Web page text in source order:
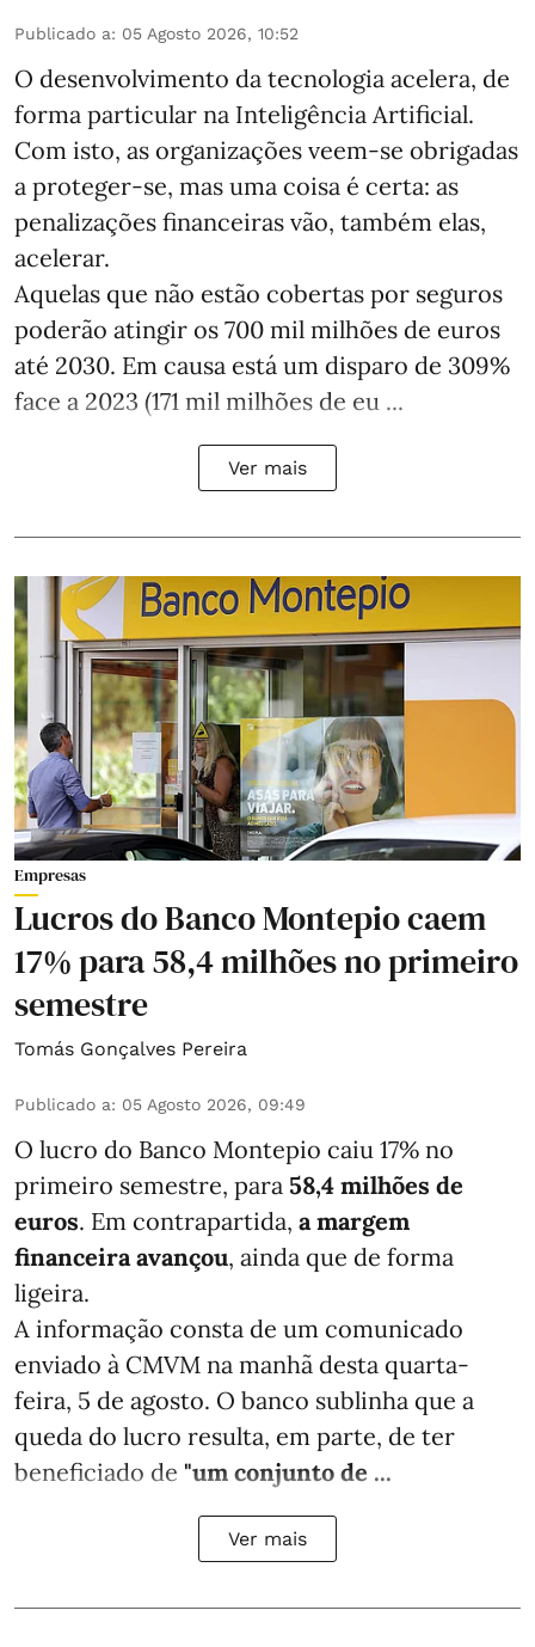
Publicado a: 05 Agosto 2026, 10:52
O desenvolvimento da tecnologia acelera, de
forma particular na Inteligência Artificial.
Com isto, as organizações veem-se obrigadas
a proteger-se, mas uma coisa é certa: as
penalizações financeiras vão, também elas,
acelerar.
Aquelas que não estão cobertas por seguros
poderão atingir os 700 mil milhões de euros
até 2030. Em causa está um disparo de 309%
face a 2023 (171 mil milhões de eu ...
Ver mais
Empresas
Lucros do Banco Montepio caem
17% para 58,4 milhões no primeiro
semestre
Tomás Gonçalves Pereira
Publicado a: 05 Agosto 2026, 09:49
O lucro do Banco Montepio caiu 17% no
primeiro semestre, para 58,4 milhões de
euros. Em contrapartida, a margem
financeira avançou, ainda que de forma
ligeira.
A informação consta de um comunicado
enviado à CMVM na manhã desta quarta-
feira, 5 de agosto. O banco sublinha que a
queda do lucro resulta, em parte, de ter
beneficiado de "um conjunto de ...
Ver mais